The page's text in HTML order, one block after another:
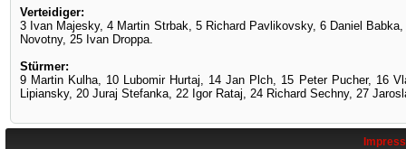
Verteidiger:
3 Ivan Majesky, 4 Martin Strbak, 5 Richard Pavlikovsky, 6 Daniel
Novotny, 25 Ivan Droppa.
Stürmer:
9 Martin Kulha, 10 Lubomir Hurtaj, 14 Jan Plch, 15 Peter Pucher, 16
Lipiansky, 20 Juraj Stefanka, 22 Igor Rataj, 24 Richard Sechny, 27